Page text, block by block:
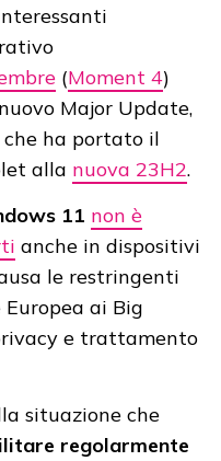
(Moment 4)
Major Update,
che ha portato il
alla nuova 23H2.
11 non è
anche in dispositivi
le restringenti
ai Big
e trattamento
situazione che
regolarmente